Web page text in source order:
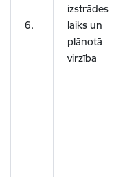
6.
izstrādes
laiks un
plānotā
virzība